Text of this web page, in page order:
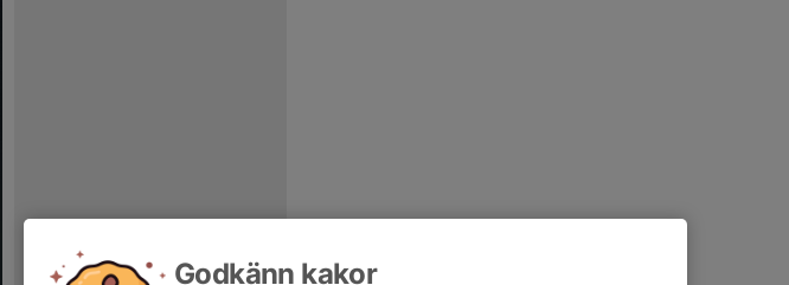
Godkänn kakor